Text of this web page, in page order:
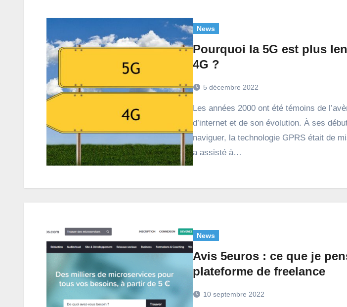
News
Pourquoi la 5G est plus
4G ?
5 décembre 2022
Les années 2000 ont été témoins de l’avènement
d’internet et de son évolution. À ses
naviguer, la technologie GPRS était de
a assisté à…
News
Avis 5euros : ce que je
plateforme de freelance
10 septembre 2022